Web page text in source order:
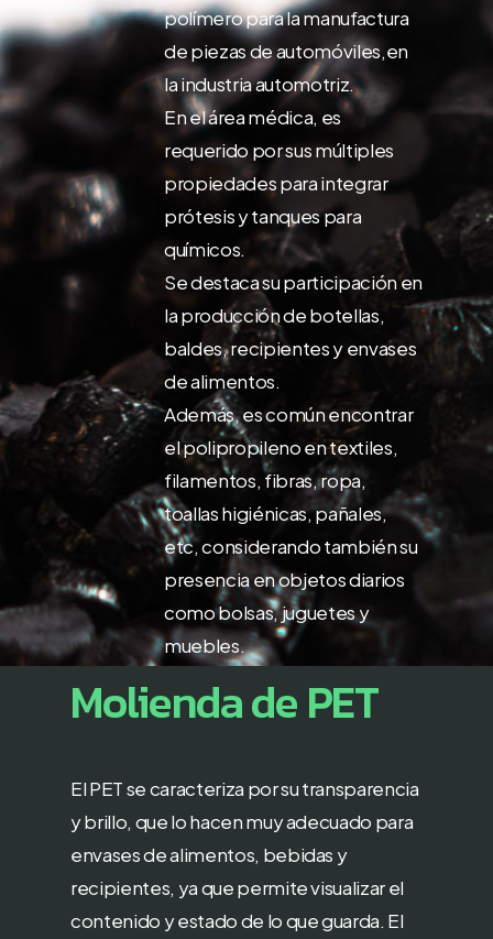
polímero para la manufactura
de piezas de automóviles,en
la industria automotriz.
En el área médica, es
requerido por sus múltiples
propiedades para integrar
prótesis y tanques para
químicos.
Se destaca su participación en
la producción de botellas,
baldes, recipientes y envases
de alimentos.
Además, es común encontrar
el polipropileno en textiles,
filamentos, fibras, ropa,
toallas higiénicas, pañales,
etc, considerando también su
presencia en objetos diarios
como bolsas, juguetes y
muebles.
MoliendadePET
El PET se caracteriza por su transparencia
y brillo, que lo hacen muy adecuado para
envases de alimentos, bebidas y
recipientes, ya que permite visualizar el
contenido y estado de lo que guarda. El